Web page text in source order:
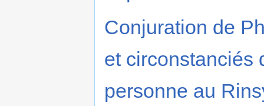
Conjuration de
et circonstanciés
personne au